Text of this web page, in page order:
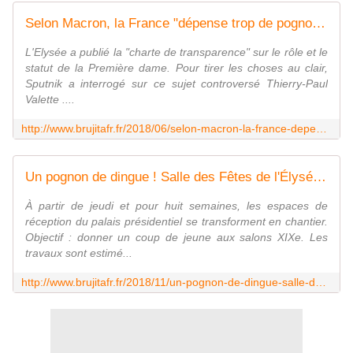
Selon Macron, la France "dépense trop de pognon dans les minima sociaux" mais il commande pour un demi-million de vaisselle pour l'Élysée - MOINS de BIENS PLUS de LIENS
L'Elysée a publié la "charte de transparence" sur le rôle et le
statut de la Première dame. Pour tirer les choses au clair,
Sputnik a interrogé sur ce sujet controversé Thierry-Paul
Valette ....
Un pognon de dingue ! Salle des Fêtes de l'Élysée : le couple Macron opte pour un nouveau look à... 500 000 euros ! - MOINS de BIENS PLUS de LIENS
À partir de jeudi et pour huit semaines, les espaces de
réception du palais présidentiel se transforment en chantier.
Objectif : donner un coup de jeune aux salons XIXe. Les
travaux sont estimé...